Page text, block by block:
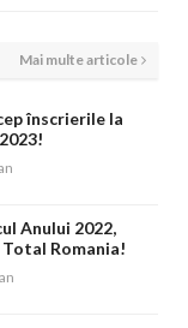
Mai multe articole
înscrierile la
Anului 2022,
Romania!